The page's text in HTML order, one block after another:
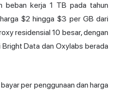
beban kerja 1 TB pada tahun
$2 hingga $3 per GB dari
residensial 10 besar, dengan
Data dan Oxylabs berada
per penggunaan dan harga